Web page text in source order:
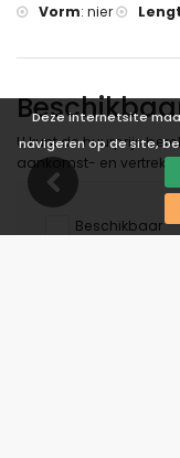
Deze internetsite
navigeren op de site,
Vorm: nier
U kunt de huurprijs
aankomst- en
Beschikbaar